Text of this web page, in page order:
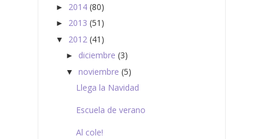
► 2014 (80)
► 2013 (51)
▼ 2012 (41)
► diciembre (3)
▼ noviembre (5)
Llega la Navidad
Escuela de verano
Al cole!